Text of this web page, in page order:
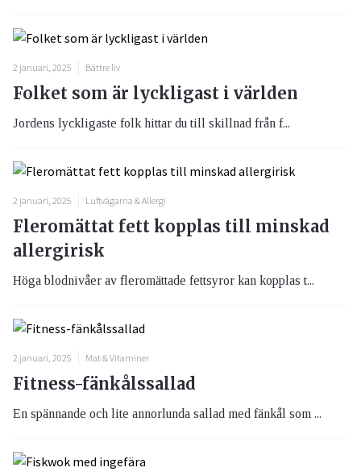
2 januari, 2025 Bättre liv
Folket som är lyckligast i världen
Jordens lyckligaste folk hittar du till skillnad från f...
2 januari, 2025 Luftvägarna & Allergi
Fleromättat fett kopplas till minskad
allergirisk
Höga blodnivåer av fleromättade fettsyror kan kopplas t...
2 januari, 2025 Mat & Vitaminer
Fitness-fänkålssallad
En spännande och lite annorlunda sallad med fänkål som ...